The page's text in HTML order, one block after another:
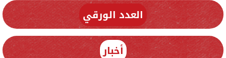
العدد الورقي
أخبار